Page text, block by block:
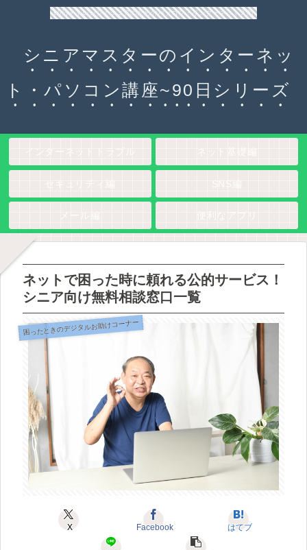
90日チャレンジ！シニアのためのパソコン・インターネット入門
シニアマスターのインターネッ
ト・パソコン講座~90日シリーズ
ネットで困った時に頼れる公的サービス！
シニア向け無料相談窓口一覧
困ったときのデジタルお助けコーナー
X Facebook はてブ